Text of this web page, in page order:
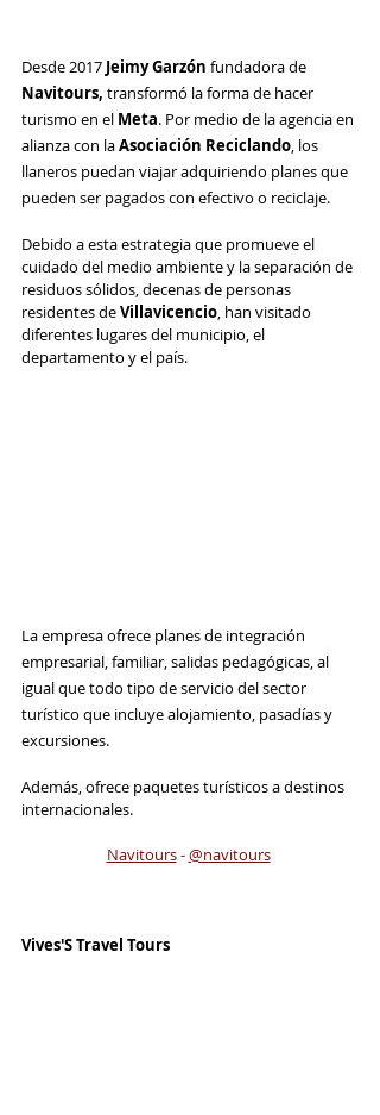
Desde 2017 Jeimy Garzón fundadora de
Navitours, transformó la forma de hacer
turismo en el Meta. Por medio de la agencia en
alianza con la Asociación Reciclando, los
llaneros puedan viajar adquiriendo planes que
pueden ser pagados con efectivo o reciclaje.
Debido a esta estrategia que promueve el
cuidado del medio ambiente y la separación de
residuos sólidos, decenas de personas
residentes de Villavicencio, han visitado
diferentes lugares del municipio, el
departamento y el país.
La empresa ofrece planes de integración
empresarial, familiar, salidas pedagógicas, al
igual que todo tipo de servicio del sector
turístico que incluye alojamiento, pasadías y
excursiones.
Además, ofrece paquetes turísticos a destinos
internacionales.
Navitours - @navitours
Vives'S Travel Tours